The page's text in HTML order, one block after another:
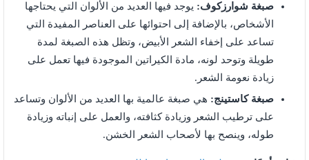
صبغة شوارزكوف: يوجد فيها العديد من الألوان التي يحتاجها
الأشخاص، بالإضافة إلى احتوائها على العناصر المفيدة التي
تساعد على إخفاء الشعر الأبيض، وتظل هذه الصبغة لمدة
طويلة وتوحد لونه، مادة الكيراتين الموجودة فيها تعمل على
زيادة نعومة الشعر.
صبغة كاستينج: هي صبغة عالمية بها العديد من الألوان وتساعد
على ترطيب الشعر وزيادة كثافته، والعمل على إنباته وزيادة
طوله، وينصح بها لأصحاب الشعر الخشن.